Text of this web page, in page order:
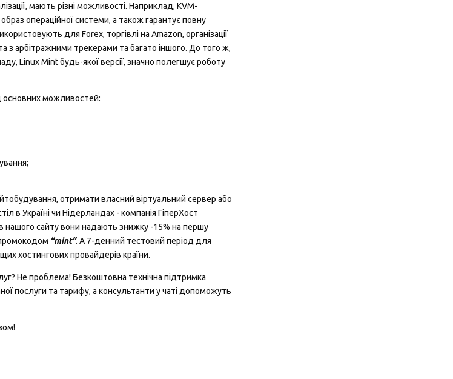
мають різні можливості. Наприклад, KVM-
операційної системи, а також гарантує повну
для Forex, торгівлі на Amazon, організації
з арбітражними трекерами та багато іншого. До того ж,
Linux Mint будь-якої версії, значно полегшує роботу
основних можливостей:
отримати власний віртуальний сервер або
в Україні чи Нідерландах - компанія ГіперХост
нашого сайту вони надають знижку -15% на першу
“mint”. А 7-денний тестовий період для
хостингових провайдерів країни.
Не проблема! Безкоштовна технічна підтримка
послуги та тарифу, а консультанти у чаті допоможуть